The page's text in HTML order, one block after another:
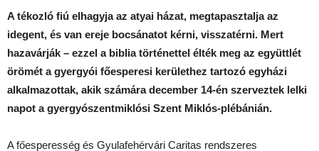
A tékozló fiú elhagyja az atyai házat, megtapasztalja az
idegent, és van ereje bocsánatot kérni, visszatérni. Mert
hazavárják – ezzel a biblia történettel élték meg az együttlét
örömét a gyergyói főesperesi kerülethez tartozó egyházi
alkalmazottak, akik számára december 14-én szerveztek lelki
napot a gyergyószentmiklósi Szent Miklós-plébánián.
A főesperesség és Gyulafehérvári Caritas rendszeres